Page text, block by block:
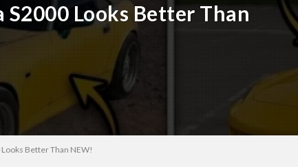
Looks Better Than
Better Than NEW!